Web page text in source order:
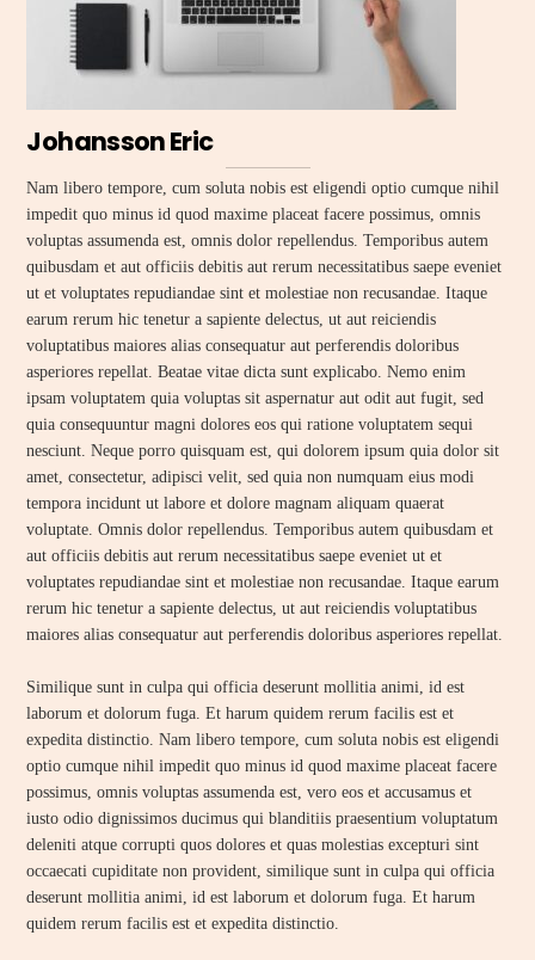
Johansson Eric
Nam libero tempore, cum soluta nobis est eligendi optio cumque nihil
impedit quo minus id quod maxime placeat facere possimus, omnis
voluptas assumenda est, omnis dolor repellendus. Temporibus autem
quibusdam et aut officiis debitis aut rerum necessitatibus saepe eveniet
ut et voluptates repudiandae sint et molestiae non recusandae. Itaque
earum rerum hic tenetur a sapiente delectus, ut aut reiciendis
voluptatibus maiores alias consequatur aut perferendis doloribus
asperiores repellat. Beatae vitae dicta sunt explicabo. Nemo enim
ipsam voluptatem quia voluptas sit aspernatur aut odit aut fugit, sed
quia consequuntur magni dolores eos qui ratione voluptatem sequi
nesciunt. Neque porro quisquam est, qui dolorem ipsum quia dolor sit
amet, consectetur, adipisci velit, sed quia non numquam eius modi
tempora incidunt ut labore et dolore magnam aliquam quaerat
voluptate. Omnis dolor repellendus. Temporibus autem quibusdam et
aut officiis debitis aut rerum necessitatibus saepe eveniet ut et
voluptates repudiandae sint et molestiae non recusandae. Itaque earum
rerum hic tenetur a sapiente delectus, ut aut reiciendis voluptatibus
maiores alias consequatur aut perferendis doloribus asperiores repellat.
Similique sunt in culpa qui officia deserunt mollitia animi, id est
laborum et dolorum fuga. Et harum quidem rerum facilis est et
expedita distinctio. Nam libero tempore, cum soluta nobis est eligendi
optio cumque nihil impedit quo minus id quod maxime placeat facere
possimus, omnis voluptas assumenda est, vero eos et accusamus et
iusto odio dignissimos ducimus qui blanditiis praesentium voluptatum
deleniti atque corrupti quos dolores et quas molestias excepturi sint
occaecati cupiditate non provident, similique sunt in culpa qui officia
deserunt mollitia animi, id est laborum et dolorum fuga. Et harum
quidem rerum facilis est et expedita distinctio.